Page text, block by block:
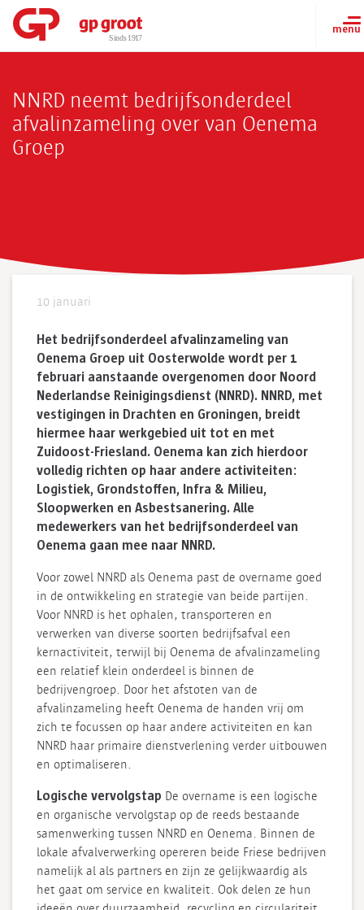
NNRD neemt bedrijfsonderdeel
afvalinzameling over van Oenema
Groep
10 januari
Het bedrijfsonderdeel afvalinzameling van
Oenema Groep uit Oosterwolde wordt per 1
februari aanstaande overgenomen door Noord
Nederlandse Reinigingsdienst (NNRD). NNRD, met
vestigingen in Drachten en Groningen, breidt
hiermee haar werkgebied uit tot en met
Zuidoost-Friesland. Oenema kan zich hierdoor
volledig richten op haar andere activiteiten:
Logistiek, Grondstoffen, Infra & Milieu,
Sloopwerken en Asbestsanering. Alle
medewerkers van het bedrijfsonderdeel van
Oenema gaan mee naar NNRD.
Voor zowel NNRD als Oenema past de overname goed
in de ontwikkeling en strategie van beide partijen.
Voor NNRD is het ophalen, transporteren en
verwerken van diverse soorten bedrijfsafval een
kernactiviteit, terwijl bij Oenema de afvalinzameling
een relatief klein onderdeel is binnen de
bedrijvengroep. Door het afstoten van de
afvalinzameling heeft Oenema de handen vrij om
zich te focussen op haar andere activiteiten en kan
NNRD haar primaire dienstverlening verder uitbouwen
en optimaliseren.
Logische vervolgstap De overname is een logische
en organische vervolgstap op de reeds bestaande
samenwerking tussen NNRD en Oenema. Binnen de
lokale afvalverwerking opereren beide Friese bedrijven
namelijk al als partners en zijn ze gelijkwaardig als
het gaat om service en kwaliteit. Ook delen ze hun